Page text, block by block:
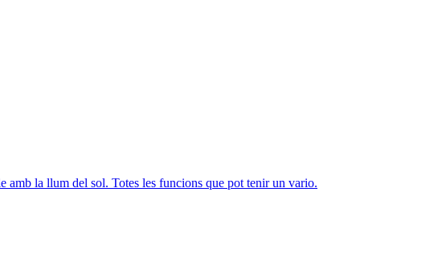
amb la llum del sol. Totes les funcions que pot tenir un vario.